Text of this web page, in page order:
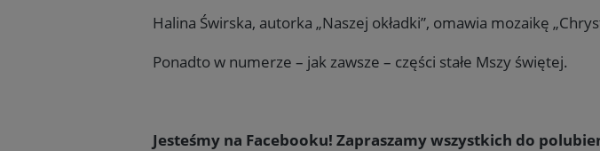
Halina Świrska, autorka „Naszej okładki”, omawia mozaikę
Ponadto w numerze – jak zawsze – części stałe Mszy świętej.
Jesteśmy na Facebooku! Zapraszamy wszystkich do